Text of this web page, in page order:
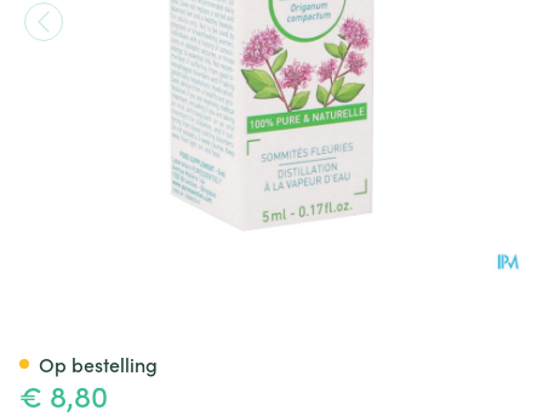
€ 8,80
Op bestelling